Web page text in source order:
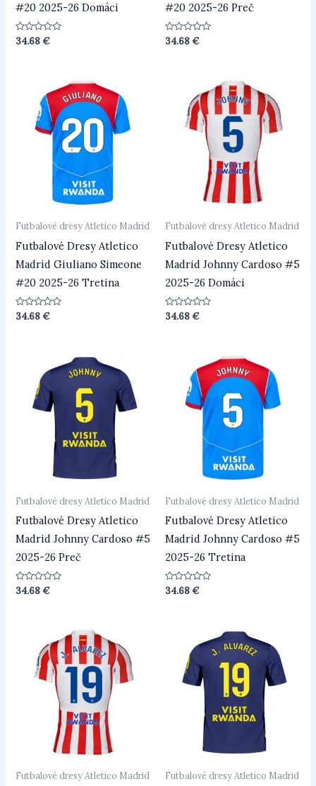
#20 2025-26 Domáci
Hodnotenie
34.68€
#20 2025-26 Preč
Hodnotenie
34.68€
Futbalové dresy Atletico Madrid
Futbalové Dresy Atletico
Madrid Giuliano Simeone
#20 2025-26 Tretina
Hodnotenie
0
34.68€
Futbalové dresy Atletico Madrid
Futbalové Dresy Atletico
Madrid Johnny Cardoso #5
2025-26 Domáci
Hodnotenie
0
34.68€
Futbalové dresy Atletico Madrid
Futbalové Dresy Atletico
Madrid Johnny Cardoso #5
2025-26 Preč
Hodnotenie
34.68€
Futbalové dresy Atletico Madrid
Futbalové Dresy Atletico
Madrid Johnny Cardoso #5
2025-26 Tretina
Hodnotenie
34.68€
Futbalové dresy Atletico Madrid Futbalové dresy Atletico Madrid